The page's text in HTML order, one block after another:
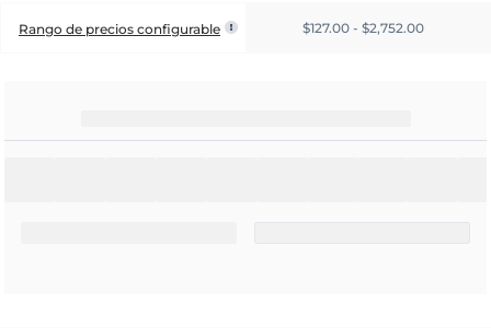
Rango de precios configurable $127.00 - $2,752.00